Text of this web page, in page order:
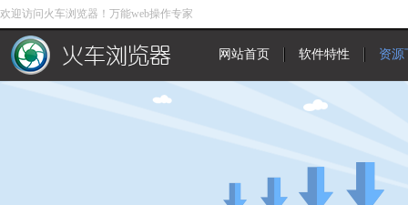
欢迎访问火车浏览器！万能web操作专家
网站首页 软件特性 资源